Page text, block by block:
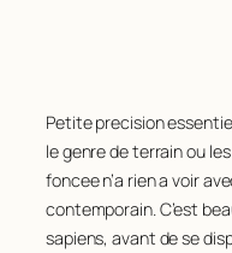
Petite precision
le genre de terrain ou
foncee n’a rien a voir
contemporain. C’est
sapiens, avant de se